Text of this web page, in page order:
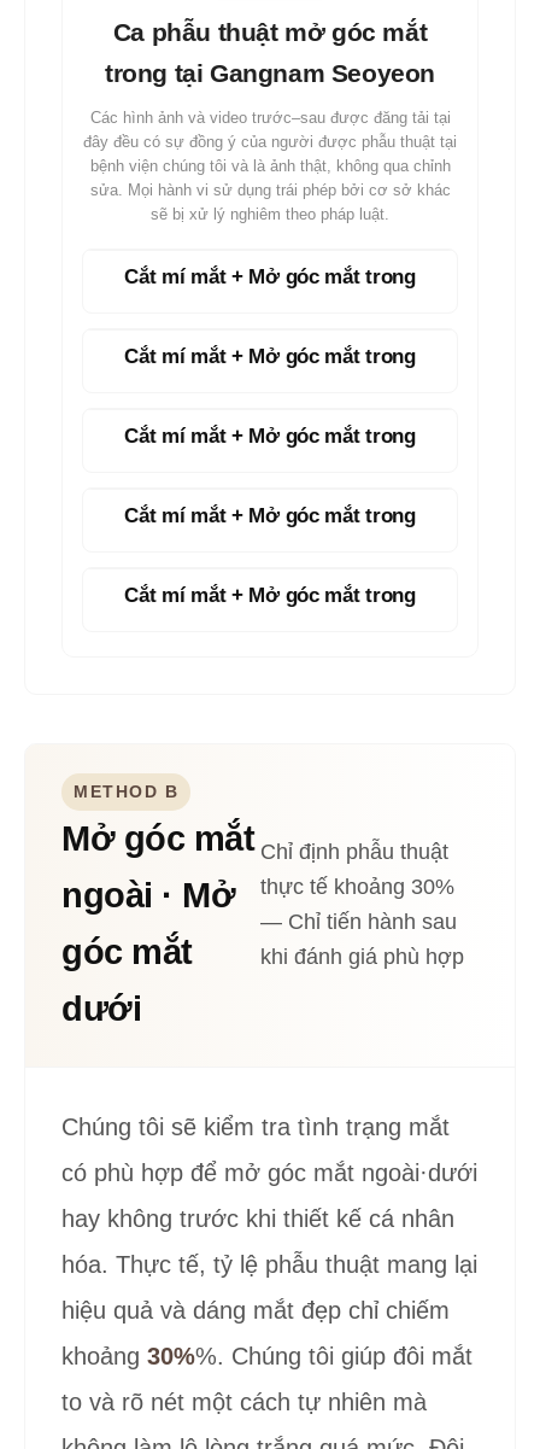
Ca phẫu thuật mở góc mắt
trong tại Gangnam Seoyeon
Các hình ảnh và video trước–sau được đăng tải tại
đây đều có sự đồng ý của người được phẫu thuật tại
bệnh viện chúng tôi và là ảnh thật, không qua chỉnh
sửa. Mọi hành vi sử dụng trái phép bởi cơ sở khác
sẽ bị xử lý nghiêm theo pháp luật.
Cắt mí mắt + Mở góc mắt trong
Cắt mí mắt + Mở góc mắt trong